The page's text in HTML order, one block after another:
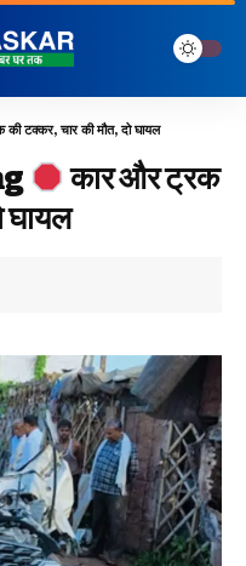
टक्कर, चार की मौत, दो घायल
कार और ट्रक
घायल